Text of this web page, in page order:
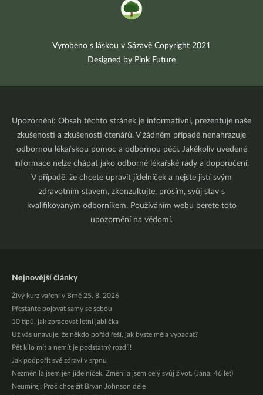
Vyrobeno s láskou v Sázavě Copyright 2021
Designed by Pink Future
Upozornění: Obsah těchto stránek je informativní, prezentuje naše
zkušenosti a zkušenosti čtenářů. V žádném případě nenahrazuje
odbornou lékařskou pomoc a odbornou péči. Jakékoliv uvedené
informace nelze chápat jako odborné lékařské rady a doporučení.
V případě, že chcete upravit jídelníček a nejste jistí svým
zdravotním stavem, zkonzultujte, prosím, svůj stav s
kvalifikovaným odborníkem. Používáním webu berete toto
upozornění na vědomí.
Nejnovější články
Živý kurz vaření v Brně 25. 8. 2026
Přestaňte bojovat samy se sebou
10 tipů, jak zpracovat letní jablíčka
Už vás unavuje, že někdo pořád řeší, jak byste měla vypadat?
Pět kilo mít a nemít je podstatný rozdíl!
Jak podpořit své zdraví v srpnu
Nezměnila jsem jen jídelníček. Změnila jsem celý svůj život. (Jana, 46 let)
Neumírej: Proč chce žít Bryan Johnson déle